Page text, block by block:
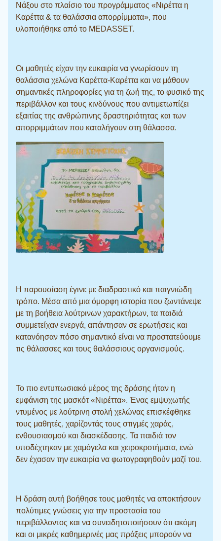
Νάξου στο πλαίσιο του προγράμματος «Νιρέττα η
Καρέττα & τα θαλάσσια απορρίμματα», που
υλοποιήθηκε από το MEDASSET.
Οι μαθητές είχαν την ευκαιρία να γνωρίσουν τη
θαλάσσια χελώνα Καρέττα-Καρέττα και να μάθουν
σημαντικές πληροφορίες για τη ζωή της, το φυσικό της
περιβάλλον και τους κινδύνους που αντιμετωπίζει
εξαιτίας της ανθρώπινης δραστηριότητας και των
απορριμμάτων που καταλήγουν στη θάλασσα.
Η παρουσίαση έγινε με διαδραστικό και παιγνιώδη
τρόπο. Μέσα από μια όμορφη ιστορία που ζωντάνεψε
με τη βοήθεια λούτρινων χαρακτήρων, τα παιδιά
συμμετείχαν ενεργά, απάντησαν σε ερωτήσεις και
κατανόησαν πόσο σημαντικό είναι να προστατεύουμε
τις θάλασσες και τους θαλάσσιους οργανισμούς.
Το πιο εντυπωσιακό μέρος της δράσης ήταν η
εμφάνιση της μασκότ «Νιρέττα». Ένας εμψυχωτής
ντυμένος με λούτρινη στολή χελώνας επισκέφθηκε
τους μαθητές, χαρίζοντάς τους στιγμές χαράς,
ενθουσιασμού και διασκέδασης. Τα παιδιά τον
υποδέχτηκαν με χαμόγελα και χειροκροτήματα, ενώ
δεν έχασαν την ευκαιρία να φωτογραφηθούν μαζί του.
Η δράση αυτή βοήθησε τους μαθητές να αποκτήσουν
πολύτιμες γνώσεις για την προστασία του
περιβάλλοντος και να συνειδητοποιήσουν ότι ακόμη
και οι μικρές καθημερινές μας πράξεις μπορούν να